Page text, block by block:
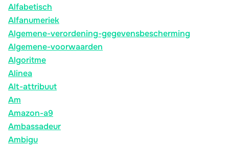
Alfabetisch
Alfanumeriek
Algemene-verordening-gegevensbescherming
Algemene-voorwaarden
Algoritme
Alinea
Alt-attribuut
Am
Amazon-a9
Ambassadeur
Ambigu